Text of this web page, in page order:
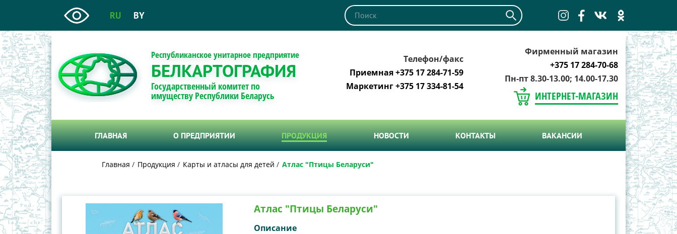
RU BY
Республиканское унитарное предприятие
БЕЛКАРТОГРАФИЯ
Государственный комитет по
имуществу Республики Беларусь
Телефон/факс
Приемная +375 17 284-71-59
Маркетинг +375 17 334-81-54
Фирменный магазин
+375 17 284-70-68
Пн-пт 8.30-13.00; 14.00-17.30
ИНТЕРНЕТ-МАГАЗИН
ГЛАВНАЯ О ПРЕДПРИЯТИИ ПРОДУКЦИЯ НОВОСТИ КОНТАКТЫ ВАКАНСИИ
Главная Продукция Карты и атласы для детей Атлас "Птицы Беларуси"
Атлас "Птицы Беларуси"
Описание